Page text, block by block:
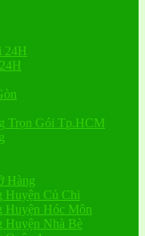
24H
Trọn Gói Tp.HCM
Hàng
Huyện Củ Chi
Huyện Hóc Môn
Huyện Nhà Bè